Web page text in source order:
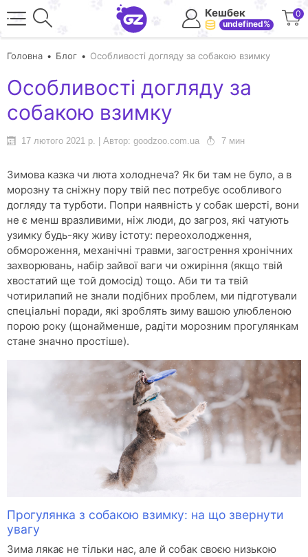
Кешбек
undefined%
0
Головна Блог Особливості догляду за собакою взимку
Особливості догляду за
собакою взимку
17 лютого 2021 р. | Автор: goodzoo.com.ua 7 мин
Зимова казка чи люта холоднеча? Як би там не було, а в
морозну та сніжну пору твій пес потребує особливого
догляду та турботи. Попри наявність у собак шерсті, вони
не є менш вразливими, ніж люди, до загроз, які чатують
узимку будь-яку живу істоту: переохолодження,
обмороження, механічні травми, загострення хронічних
захворювань, набір зайвої ваги чи ожиріння (якщо твій
хвостатий ще той домосід) тощо. Аби ти та твій
чотирилапий не знали подібних проблем, ми підготували
спеціальні поради, які зроблять зиму вашою улюбленою
порою року (щонайменше, радіти морозним прогулянкам
стане значно простіше).
Прогулянка з собакою взимку: на що звернути
увагу
Зима лякає не тільки нас, але й собак своєю низькою